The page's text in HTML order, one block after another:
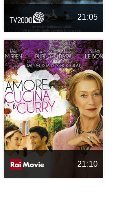
21:05
21:10